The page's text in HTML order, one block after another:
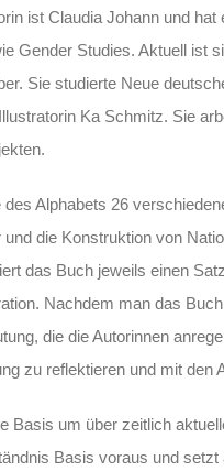
ist Claudia Johann und
Gender Studies. Aktuell ist
Sie studierte Neue
Ka Schmitz. Sie
Alphabets 26
die Konstruktion von
das Buch jeweils einen
Nachdem man das
die die Autorinnen
zu reflektieren und mit den
Basis um über zeitlich
Basis voraus und